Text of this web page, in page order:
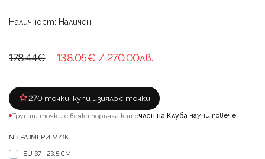
Наличност: Наличен
178.44€ 138.05€ / 270.00лв.
270 точки· купи изцяло с точки
Трупаш точки с всяка поръчка каточлен на Клуба·научи повече
NB РАЗМЕРИ М/Ж
EU 37 | 23.5 CM